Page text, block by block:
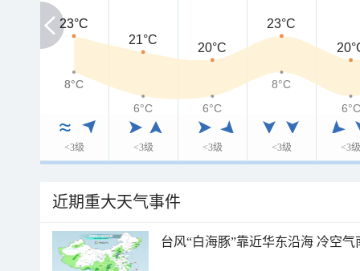
<3级 <3级 <3级 <3级 <3级
23°C
23°C
21°C
20°C
23°C
8°C
8°C
6°C
6°C
8°C
6°C
近期重大天气事件
台风“白海豚”靠近华东沿海 冷空